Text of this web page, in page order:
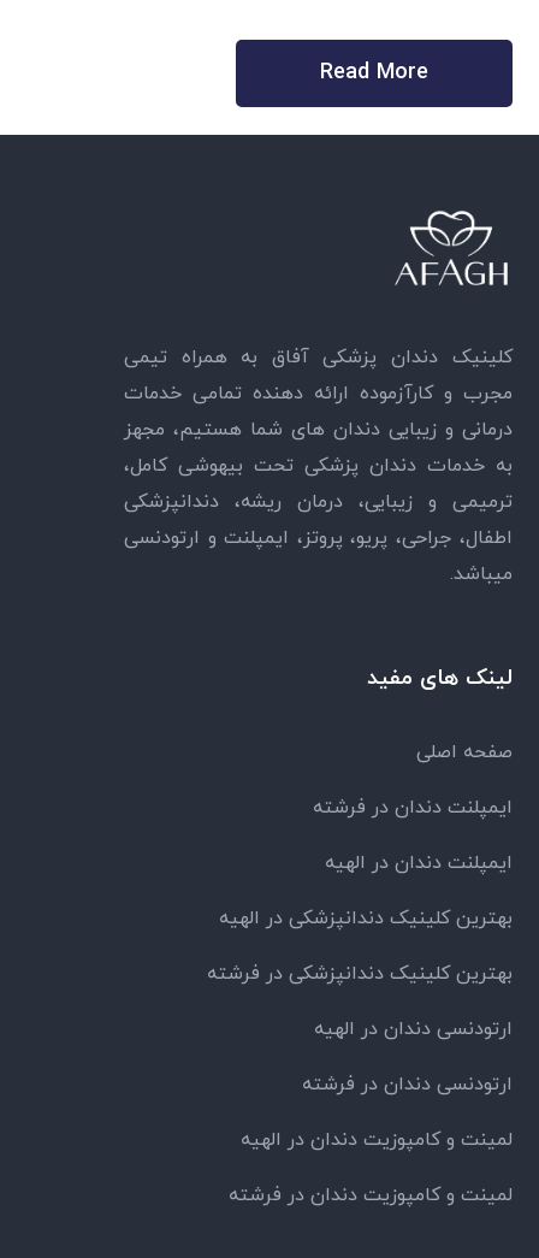
Read More
کلینیک دندان پزشکی آفاق به همراه تیمی
مجرب و کارآزموده ارائه دهنده تمامی خدمات
درمانی و زیبایی دندان های شما هستیم، مجهز
به خدمات دندان پزشکی تحت بیهوشی کامل،
ترمیمی و زیبایی، درمان ریشه، دندانپزشکی
اطفال، جراحی، پریو، پروتز، ایمپلنت و ارتودنسی
میباشد.
لینک های مفید
صفحه اصلی
ایمپلنت دندان در فرشته
ایمپلنت دندان در الهیه
بهترین کلینیک دندانپزشکی در الهیه
بهترین کلینیک دندانپزشکی در فرشته
ارتودنسی دندان در الهیه
ارتودنسی دندان در فرشته
لمینت و کامپوزیت دندان در الهیه
لمینت و کامپوزیت دندان در فرشته